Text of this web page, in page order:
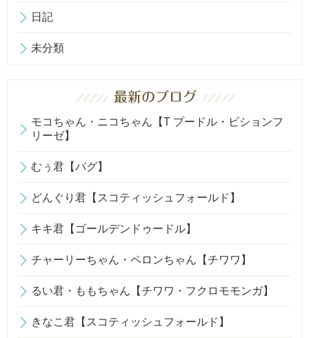
日記
未分類
モコちゃん・ニコちゃん【T プードル・ビションフ
リーゼ】
むぅ君【パグ】
どんぐり君【スコティッシュフォールド】
キキ君【ゴールデンドゥードル】
チャーリーちゃん・ペロンちゃん【チワワ】
るい君・ももちゃん【チワワ・フクロモモンガ】
きなこ君【スコティッシュフォールド】